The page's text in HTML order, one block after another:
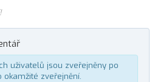
uživatelů jsou zveřejněny po
okamžité zveřejnění.